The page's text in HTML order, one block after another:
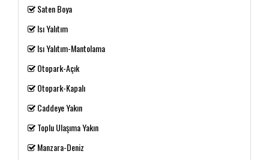
Saten Boya
Isı Yalıtım
Isı Yalıtım-Mantolama
Otopark-Açık
Otopark-Kapalı
Caddeye Yakın
Toplu Ulaşıma Yakın
Manzara-Deniz